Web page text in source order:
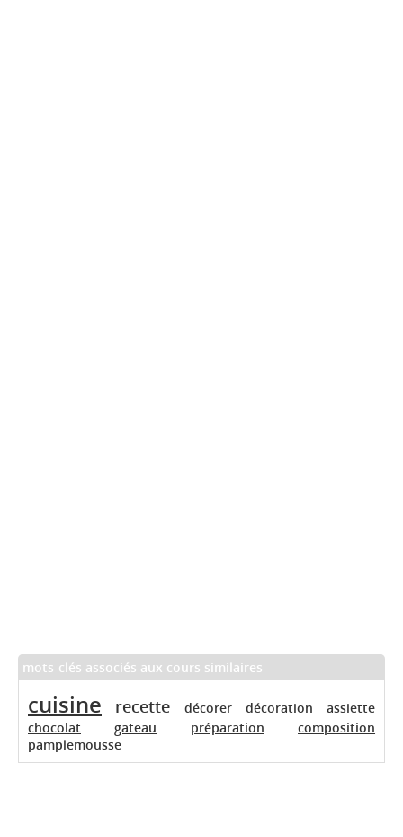
mots-clés associés aux cours similaires
cuisine recette décorer décoration
assiette
chocolat
gateau préparation
composition
pamplemousse